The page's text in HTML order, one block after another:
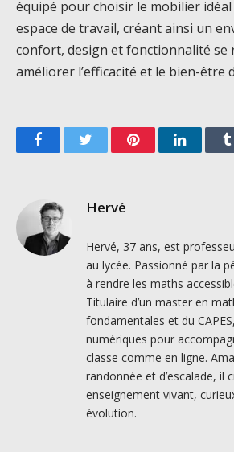
équipé pour choisir le mobilier
espace de travail, créant ainsi un
confort, design et fonctionnalité
améliorer l’efficacité et le bien-être
FacebookTwitter PinterestLinkedIn
Hervé
Hervé, 37 ans, est
au lycée. Passionné par la
à rendre les maths
Titulaire d’un master en
fondamentales et du
numériques pour
classe comme en ligne.
randonnée et d’escalade, il
enseignement vivant,
évolution.